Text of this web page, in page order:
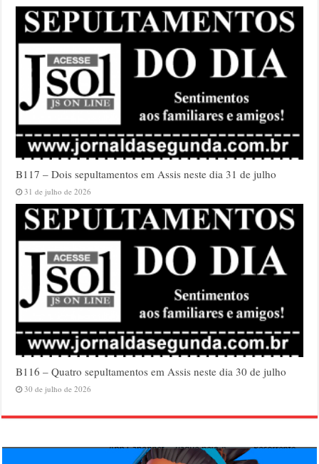
B117 – Dois sepultamentos em Assis neste dia 31 de julho
31 de julho de 2026
B116 – Quatro sepultamentos em Assis neste dia 30 de julho
30 de julho de 2026